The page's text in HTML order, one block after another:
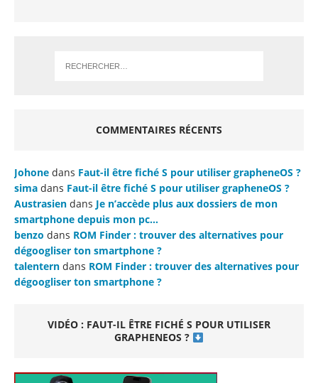
COMMENTAIRES RÉCENTS
Johone dans Faut-il être fiché S pour utiliser grapheneOS ?
sima dans Faut-il être fiché S pour utiliser grapheneOS ?
Austrasien dans Je n’accède plus aux dossiers de mon
smartphone depuis mon pc…
benzo dans ROM Finder : trouver des alternatives pour
dégoogliser ton smartphone ?
talentern dans ROM Finder : trouver des alternatives pour
dégoogliser ton smartphone ?
VIDÉO : FAUT-IL ÊTRE FICHÉ S POUR UTILISER
GRAPHENEOS ?